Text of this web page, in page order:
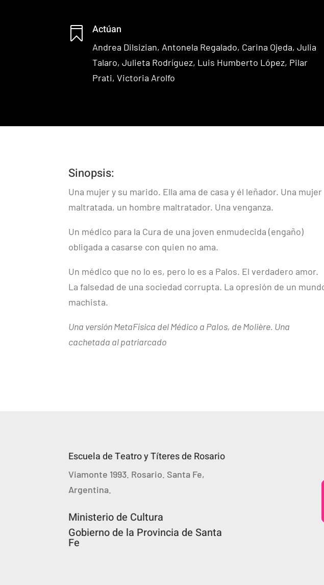
 Actúan
Andrea Dilsizian, Antonela Regalado, Carina Ojeda,Julia
Talaro,Julieta Rodríguez, Luis Humberto López, Pilar
Prati,Victoria Arolfo
Sinopsis:
Una mujer y su marido. Ella ama de casa y él leñador. Una mujer
maltratada, un hombre maltratador. Una venganza.
Un médico para la Cura de una joven enmudecida (engaño)
obligada a casarse con quien no ama.
Un médico que no lo es, pero lo es a Palos. El verdadero amor.
La falsedad de una sociedad corrupta. La opresión de un
machista.
Una versión MetaFísica del Médico a Palos, de Molière. Una
cachetada al patriarcado
Escuela de Teatro y Títeres de Rosario
Viamonte 1993. Rosario. Santa Fe,
Argentina.
Ministerio de Cultura
Gobierno de la Provincia de Santa
Fe